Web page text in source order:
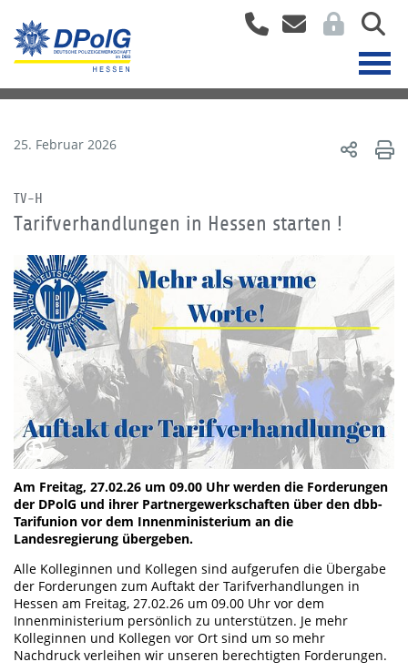
25. Februar 2026
TV-H
Tarifverhandlungen in Hessen starten !
Am Freitag, 27.02.26 um 09.00 Uhr werden die Forderungen
der DPolG und ihrer Partnergewerkschaften über den dbb-
Tarifunion vor dem Innenministerium an die
Landesregierung übergeben.
Alle Kolleginnen und Kollegen sind aufgerufen die Übergabe
der Forderungen zum Auftakt der Tarifverhandlungen in
Hessen am Freitag, 27.02.26 um 09.00 Uhr vor dem
Innenministerium persönlich zu unterstützen. Je mehr
Kolleginnen und Kollegen vor Ort sind um so mehr
Nachdruck verleihen wir unseren berechtigten Forderungen.